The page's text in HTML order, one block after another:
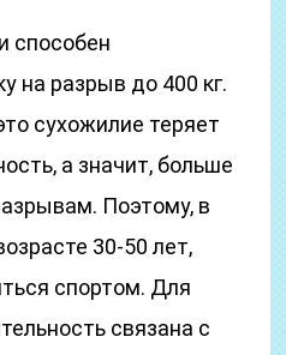
способен
на разрыв до 400 кг.
сухожилие теряет
а значит, больше
Поэтому, в
30-50 лет,
спортом. Для
связана с